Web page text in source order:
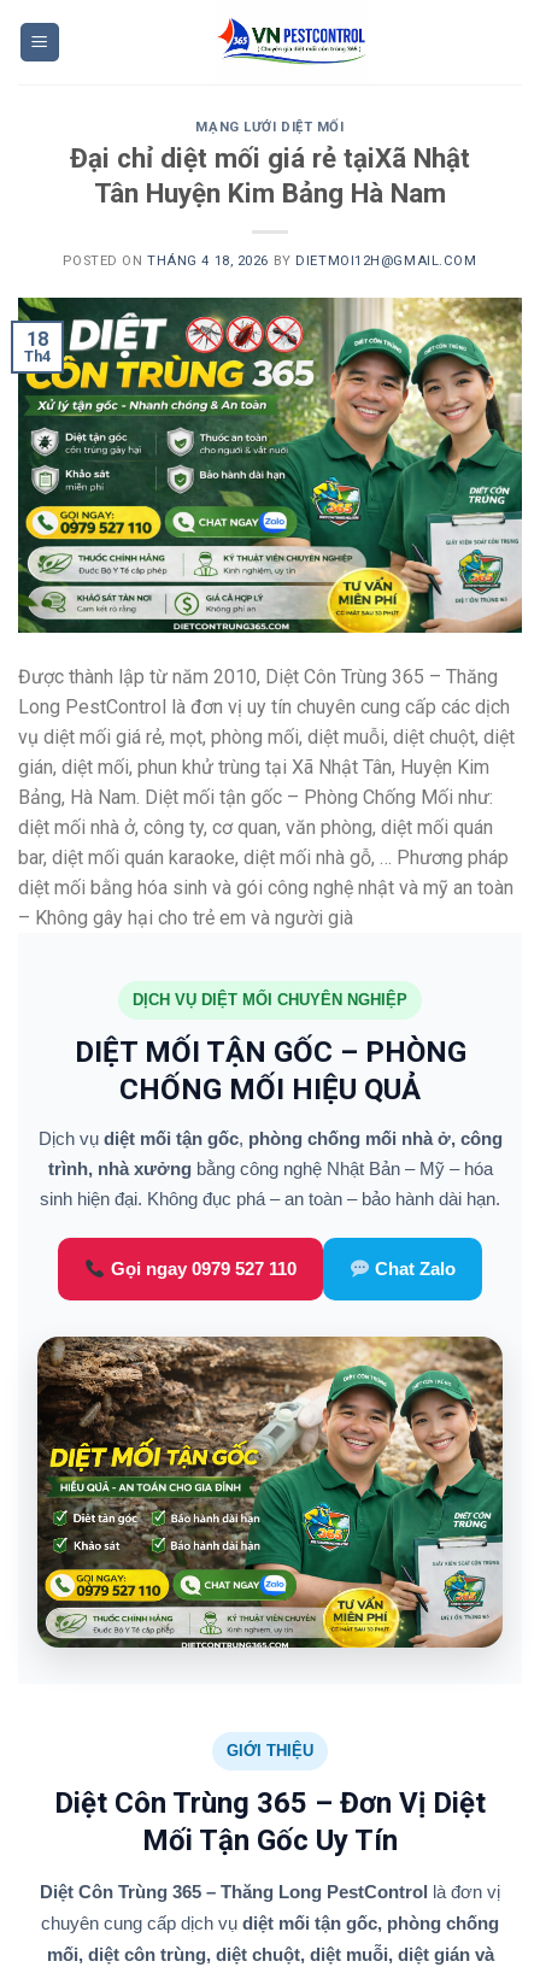
MẠNG LƯỚI DIỆT MỐI
Đại chỉ diệt mối giá rẻ tạiXã Nhật
Tân Huyện Kim Bảng Hà Nam
POSTED ONTHÁNG 4 18, 2026 BY DIETMOI12H@GMAIL.COM
18
Th4
Được thành lập từ năm 2010, Diệt Côn Trùng 365 – Thăng
Long PestControl là đơn vị uy tín chuyên cung cấp các dịch
vụ diệt mối giá rẻ, mọt, phòng mối, diệt muỗi, diệt chuột, diệt
gián, diệt mối, phun khử trùng tại Xã Nhật Tân, Huyện Kim
Bảng, Hà Nam. Diệt mối tận gốc – Phòng Chống Mối như:
diệt mối nhà ở, công ty, cơ quan, văn phòng, diệt mối quán
bar, diệt mối quán karaoke, diệt mối nhà gỗ, … Phương pháp
diệt mối bằng hóa sinh và gói công nghệ nhật và mỹ an toàn
– Không gây hại cho trẻ em và người già
DỊCH VỤ DIỆT MỐI CHUYÊN NGHIỆP
DIỆT MỐI TẬN GỐC – PHÒNG
CHỐNG MỐI HIỆU QUẢ
Dịch vụ diệt mối tận gốc, phòng chống mối nhà ở, công
trình, nhà xưởngbằng công nghệ Nhật Bản – Mỹ – hóa
sinh hiện đại. Không đục phá – an toàn – bảo hành dài hạn.
Gọi ngay 0979 527 110 Chat Zalo
GIỚI THIỆU
Diệt Côn Trùng 365 – Đơn Vị Diệt
Mối Tận Gốc Uy Tín
Diệt Côn Trùng 365 – Thăng Long PestControl là đơn vị
chuyên cung cấp dịch vụ diệt mối tận gốc, phòng chống
mối, diệt côn trùng, diệt chuột, diệt muỗi, diệt gián và